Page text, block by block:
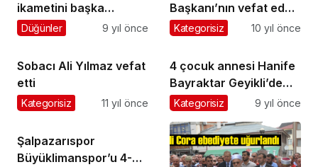
ikametini başka
ilçelere alanlara tepki
Düğünler 9 yıl önce
Başkanı’nın vefat eden
eşi Leman Özen
Kategorisiz 10 yıl önce
Sobacı Ali Yılmaz vefat
etti
Kategorisiz 11 yıl önce
4 çocuk annesi Hanife
Bayraktar Geyikli’de
toprağa verildi
Kategorisiz 9 yıl önce
Şalpazarıspor
Büyüklimanspor’u 4-0